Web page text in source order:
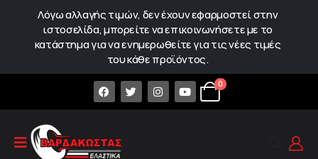
Λόγω αλλαγής τιμών, δεν έχουν εφαρμοστεί στην
ιστοσελίδα, μπορείτε να επικοινωνήσετε με το
κατάστημα για να ενημερωθείτε για τις νέες τιμές
του κάθε προϊόντος.
0